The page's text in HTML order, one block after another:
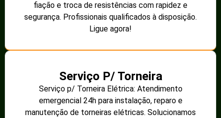
fiação e troca de resistências com rapidez e
segurança. Profissionais qualificados à disposição.
Ligue agora!
Serviço P/ Torneira
Serviço p/ Torneira Elétrica: Atendimento
emergencial 24h para instalação, reparo e
manutenção de torneiras elétricas. Solucionamos